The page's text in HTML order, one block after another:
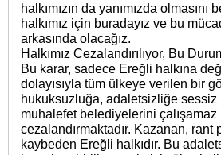
halkımızın da yanımızda
halkımız için buradayız ve bu
arkasında olacağız.
Halkımız Cezalandırılıyor, Bu
Bu karar, sadece Ereğli halkına
dolayısıyla tüm ülkeye verilen bir
hukuksuzluğa, adaletsizliğe sessiz
muhalefet belediyelerini çalışamaz
cezalandırmaktadır. Kazanan,
kaybeden Ereğli halkıdır. Bu